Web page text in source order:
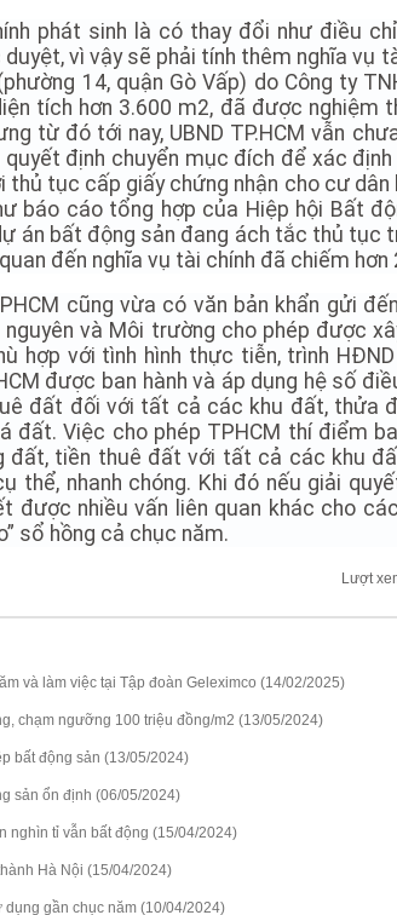
phát sinh là có thay đổi như điều
vì vậy sẽ phải tính thêm nghĩa vụ
14, quận Gò Vấp) do Công ty
tích hơn 3.600 m2, đã được nghiệm
từ đó tới nay, UBND TP.HCM vẫn
định chuyển mục đích để xác định
thủ tục cấp giấy chứng nhận cho cư dân
báo cáo tổng hợp của Hiệp hội Bất
án bất động sản đang ách tắc thủ tục
đến nghĩa vụ tài chính đã chiếm hơn
cũng vừa có văn bản khẩn gửi
và Môi trường cho phép được
hợp với tình hình thực tiễn, trình
được ban hành và áp dụng hệ số
đất đối với tất cả các khu đất, thửa
đất. Việc cho phép TPHCM thí điểm
đất, tiền thuê đất với tất cả các khu
nhanh chóng. Khi đó nếu giải
được nhiều vấn liên quan khác cho
sổ hồng cả chục năm.
Lượt
và làm việc tại Tập đoàn Geleximco (14/02/2025)
chạm ngưỡng 100 triệu đồng/m2 (13/05/2024)
bất động sản (13/05/2024)
sản ổn định (06/05/2024)
nghìn tỉ vẫn bất động (15/04/2024)
Hà Nội (15/04/2024)
gần chục năm (10/04/2024)